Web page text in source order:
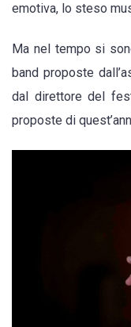
emotiva, lo steso
Ma nel tempo si
band proposte
dal direttore del
proposte di